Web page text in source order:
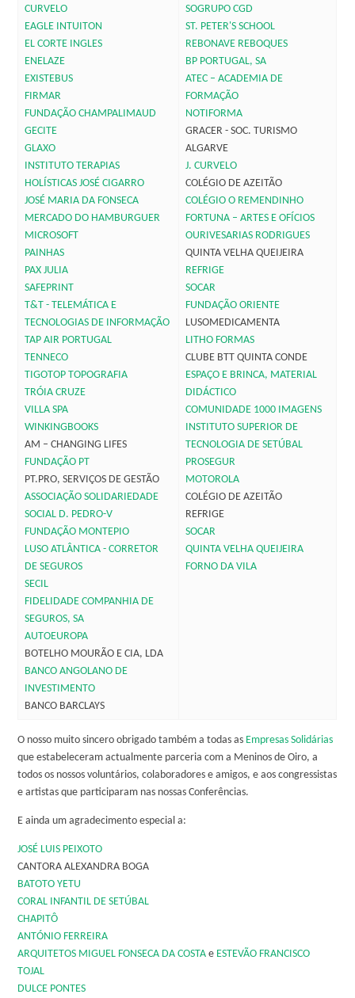
CURVELO
EAGLE INTUITON
EL CORTE INGLES
ENELAZE
EXISTEBUS
FIRMAR
FUNDAÇÃO CHAMPALIMAUD
GECITE
GLAXO
INSTITUTO TERAPIAS
HOLÍSTICAS JOSÉ CIGARRO
JOSÉ MARIA DA FONSECA
MERCADO DO HAMBURGUER
MICROSOFT
PAINHAS
PAX JULIA
SAFEPRINT
T&T - TELEMÁTICA E
TECNOLOGIAS DE INFORMAÇÃO
TAP AIR PORTUGAL
TENNECO
TIGOTOP TOPOGRAFIA
TRÓIA CRUZE
VILLA SPA
WINKINGBOOKS
AM – CHANGING LIFES
FUNDAÇÃO PT
PT.PRO, SERVIÇOS DE GESTÃO
ASSOCIAÇÃO SOLIDARIEDADE
SOCIAL D. PEDRO-V
FUNDAÇÃO MONTEPIO
LUSO ATLÂNTICA - CORRETOR
DE SEGUROS
SECIL
FIDELIDADE COMPANHIA DE
SEGUROS, SA
AUTOEUROPA
BOTELHO MOURÃO E CIA, LDA
BANCO ANGOLANO DE
INVESTIMENTO
BANCO BARCLAYS
SOGRUPO CGD
ST. PETER'S SCHOOL
REBONAVE REBOQUES
BP PORTUGAL, SA
ATEC – ACADEMIA DE
FORMAÇÃO
NOTIFORMA
GRACER - SOC. TURISMO
ALGARVE
J. CURVELO
COLÉGIO DE AZEITÃO
COLÉGIO O REMENDINHO
FORTUNA – ARTES E OFÍCIOS
OURIVESARIAS RODRIGUES
QUINTA VELHA QUEIJEIRA
REFRIGE
SOCAR
FUNDAÇÃO ORIENTE
LUSOMEDICAMENTA
LITHO FORMAS
CLUBE BTT QUINTA CONDE
ESPAÇO E BRINCA, MATERIAL
DIDÁCTICO
COMUNIDADE 1000 IMAGENS
INSTITUTO SUPERIOR DE
TECNOLOGIA DE SETÚBAL
PROSEGUR
MOTOROLA
COLÉGIO DE AZEITÃO
REFRIGE
SOCAR
QUINTA VELHA QUEIJEIRA
FORNO DA VILA
O nosso muito sincero obrigado também a todas as Empresas Solidárias
que estabeleceram actualmente parceria com a Meninos de Oiro, a
todos os nossos voluntários, colaboradores e amigos, e aos congressistas
e artistas que participaram nas nossas Conferências.
E ainda um agradecimento especial a:
JOSÉ LUIS PEIXOTO
CANTORA ALEXANDRA BOGA
BATOTO YETU
CORAL INFANTIL DE SETÚBAL
CHAPITÔ
ANTÓNIO FERREIRA
ARQUITETOS MIGUEL FONSECA DA COSTAe ESTEVÃO FRANCISCO
TOJAL
DULCE PONTES